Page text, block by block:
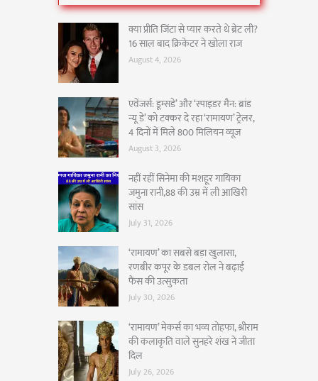
क्या प्रीति जिंटा से प्यार करते थे ब्रेट ली?
16 साल बाद क्रिकेटर ने खोला राज
August 4, 2026
एवेंजर्स: डूम्सडे’ और ‘स्पाइडर मैन: ब्रांड
न्यू डे’ को टक्कर दे रहा ‘रामायण’ ट्रेलर,
4 दिनों में मिले 800 मिलियन व्यूज
August 3, 2026
नहीं रहीं सिनेमा की मशहूर गायिका
जमुना रानी,88 की उम्र में ली आखिरी
सांस
July 31, 2026
‘रामायण’ का सबसे बड़ा खुलासा,
रणबीर कपूर के डबल रोल ने बढ़ाई
फैंस की उत्सुकता
July 30, 2026
‘रामायण’ मेकर्स का भव्य तोहफा, श्रीराम
की कलाकृति वाले सुनहरे शंख ने जीता
दिल
July 26, 2026